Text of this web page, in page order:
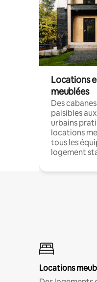
Locations
meublées
Des
paisibles
urbains
locations
tous les
logement
Locations